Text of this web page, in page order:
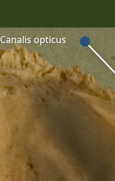
Canalis opticus